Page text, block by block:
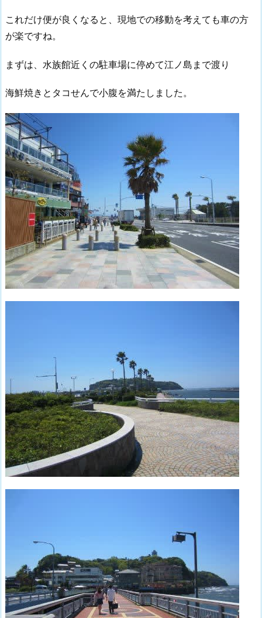
これだけ便が良くなると、現地での移動を考えても車の方
が楽ですね。
まずは、水族館近くの駐車場に停めて江ノ島まで渡り
海鮮焼きとタコせんで小腹を満たしました。